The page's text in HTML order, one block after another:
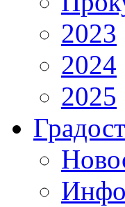
2023
2024
2025